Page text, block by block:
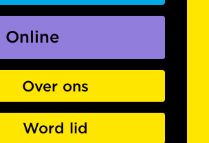
Online
Over ons
Word lid